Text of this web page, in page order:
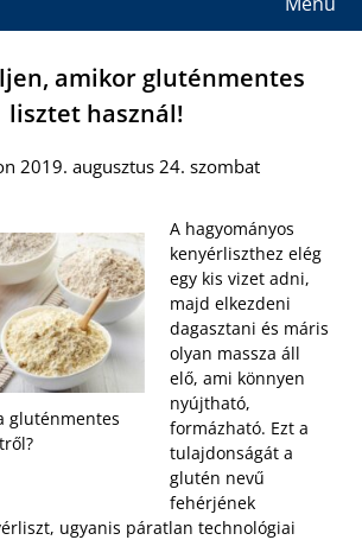
amikor gluténmentes
lisztet használ!
2019. augusztus 24. szombat
gluténmentes
A hagyományos
kenyérliszthez elég
egy kis vizet adni,
majd elkezdeni
dagasztani és máris
olyan massza áll
elő, ami könnyen
nyújtható,
formázható. Ezt a
tulajdonságát a
glutén nevű
fehérjének
ugyanis páratlan technológiai